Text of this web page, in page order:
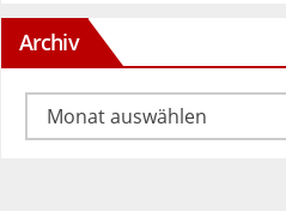
Archiv
Archiv